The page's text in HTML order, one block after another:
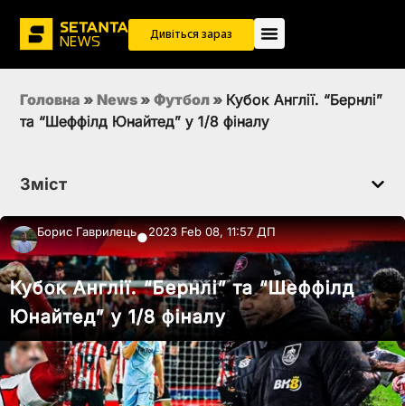
Дивіться зараз
Головна » News » Футбол » Кубок Англії. “Бернлі”
та “Шеффілд Юнайтед” у 1/8 фіналу
Зміст
Борис Гаврилець●2023 Feb 08, 11:57 ДП
Кубок Англії. “Бернлі” та “Шеффілд
Юнайтед” у 1/8 фіналу